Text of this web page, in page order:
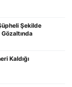
Şekilde
Kaldığı